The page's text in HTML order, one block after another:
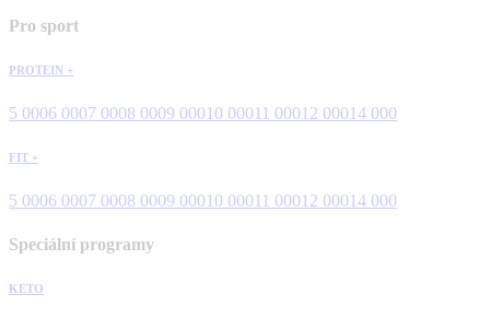
Pro sport
PROTEIN +
5 0006 0007 0008 0009 00010 00011 00012 00014 000
FIT +
5 0006 0007 0008 0009 00010 00011 00012 00014 000
Speciální programy
KETO